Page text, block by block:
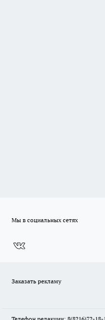
Мы в социальных сетях
Заказать рекламу